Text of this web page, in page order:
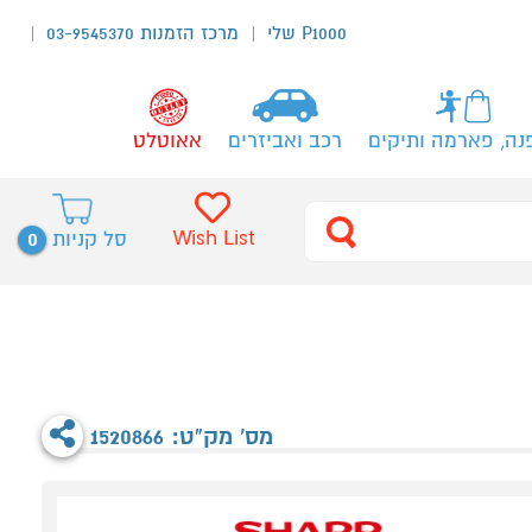
P1000 שלי מרכז הזמנות 03-9545370
פארמה ותיקים רכב ואביזרים אאוטלט
סל קניות 0 Wish List
מס' מק"ט: 1520866